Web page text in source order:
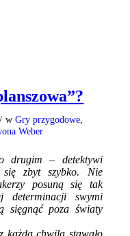
/ wGry przygodowe
Weber
drugim – detektywi
się zbyt szybko. Nie
posuną się tak
determinacji swymi
sięgnąć poza światy
każdą chwilą stawało